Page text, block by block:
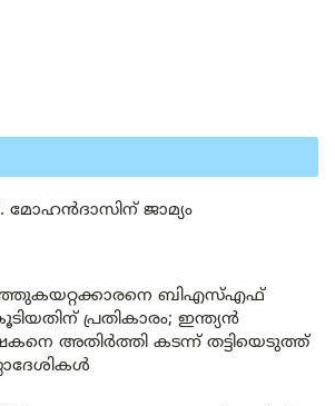
മോഹൻദാസിന് ജാമ്യം
ബിഎസ്എഫ്
പ്രതികാരം; ഇന്ത്യൻ
അതിർത്തി കടന്ന് തട്ടിയെടുത്ത്